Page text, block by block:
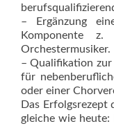
– Ergänzung
Komponente
Orchestermusiker.
– Qualifikation
für
oder einer
Das Erfolgsrezept
gleiche wie